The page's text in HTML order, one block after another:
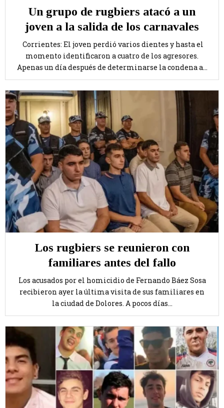
Un grupo de rugbiers atacó a un
joven a la salida de los carnavales
Corrientes: El joven perdió varios dientes y hasta el
momento identificaron a cuatro de los agresores.
Apenas un día después de determinarse la condena a...
Los rugbiers se reunieron con
familiares antes del fallo
Los acusados por el homicidio de Fernando Báez Sosa
recibieron ayer la última visita de sus familiares en
la ciudad de Dolores. A pocos días...